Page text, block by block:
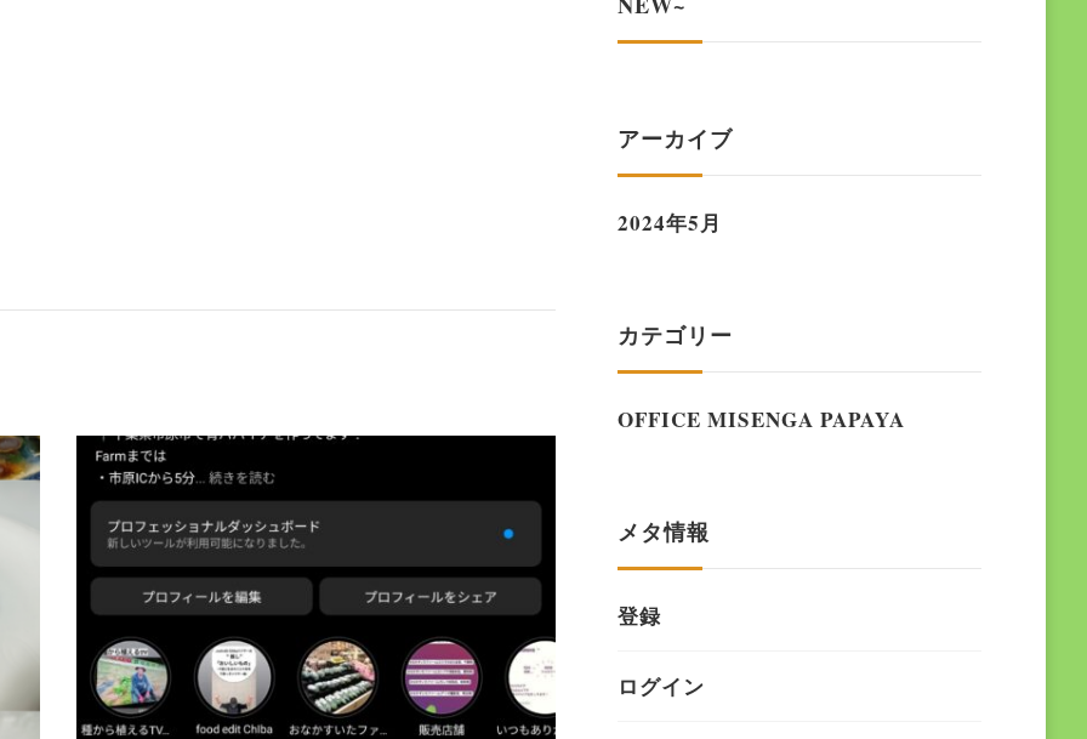
アーカイブ
2024年5月
カテゴリー
OFFICE MISENGA PAPAYA
メタ情報
登録
ログイン